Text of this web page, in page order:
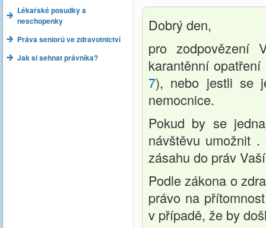
Lékařské posudky a
neschopenky
Práva seniorů ve zdravotnictví
Jak si sehnat právníka?
Dobrý den,
pro zodpovězení
karantěnní
7), nebo jestli se
nemocnice.
Pokud by se
návštěvu umožnit
zásahu do práv
Podle zákona o
právo na
v případě, že by